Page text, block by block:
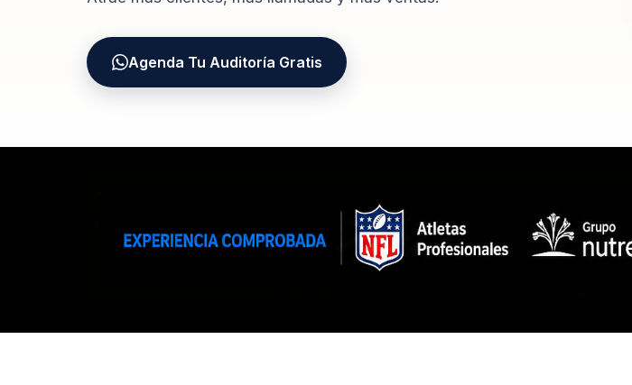
Agenda Tu Auditoría Gratis